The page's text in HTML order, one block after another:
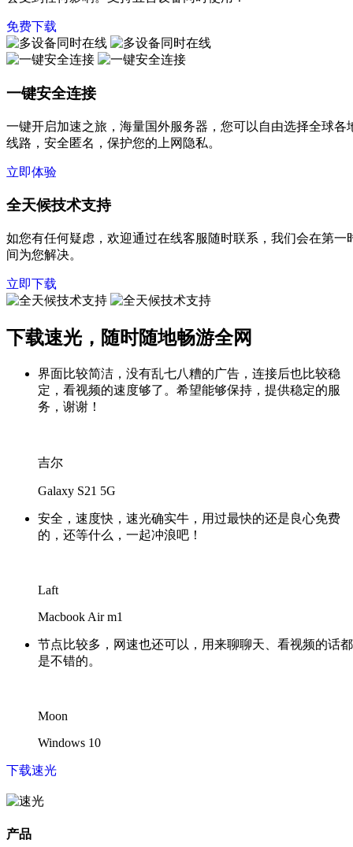
免费下载
一键安全连接
一键开启加速之旅，海量国外服务器，您可以自由选择全球各
线路，安全匿名，保护您的上网隐私。
立即体验
全天候技术支持
如您有任何疑虑，欢迎通过在线客服随时联系，我们会在第一
间为您解决。
立即下载
下载速光，随时随地畅游全网
界面比较简洁，没有乱七八糟的广告，连接后也比较稳
定，看视频的速度够了。希望能够保持，提供稳定的服
务，谢谢！
吉尔
Galaxy S21 5G
安全，速度快，速光确实牛，用过最快的还是良心免费
的，还等什么，一起冲浪吧！
Laft
Macbook Air m1
节点比较多，网速也还可以，用来聊聊天、看视频的话都
是不错的。
Moon
Windows 10
下载速光
产品